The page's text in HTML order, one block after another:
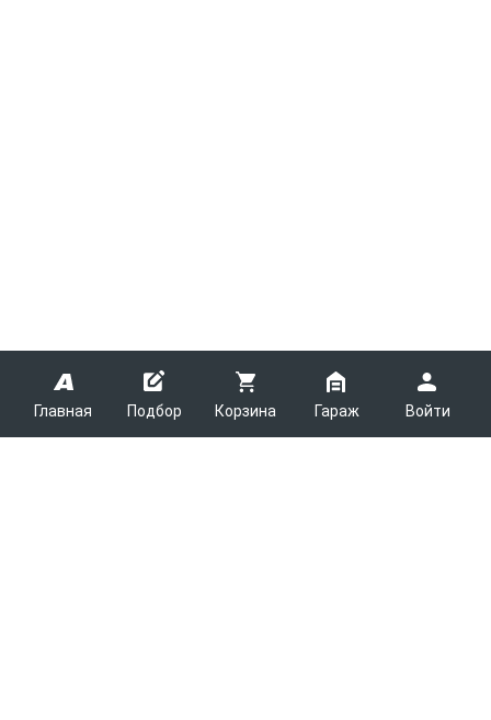
Главная Подбор Корзина Гараж Войти